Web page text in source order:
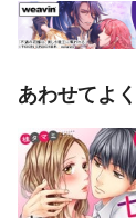
あわせてよ